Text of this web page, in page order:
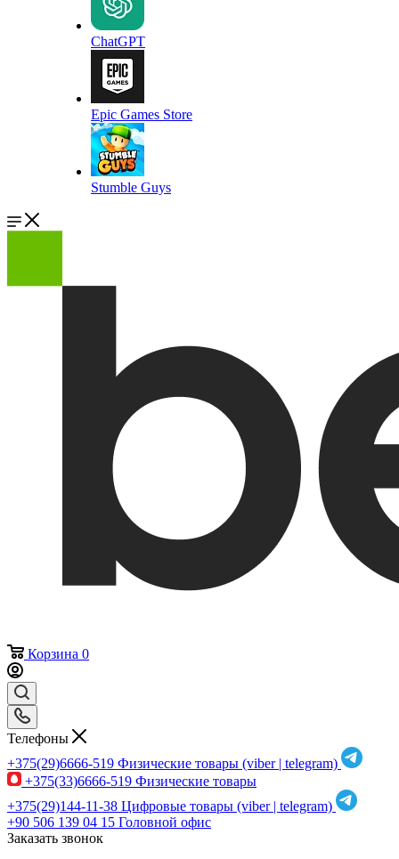
ChatGPT
Epic Games Store
Stumble Guys
Корзина 0
Телефоны
+375(29)6666-519 Физические товары (viber | telegram)
+375(33)6666-519 Физические товары
+375(29)144-11-38 Цифровые товары (viber | telegram)
+90 506 139 04 15 Головной офис
Заказать звонок